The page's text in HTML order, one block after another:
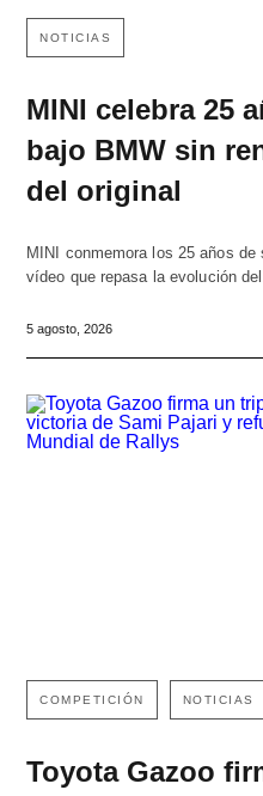
NOTICIAS
MINI celebra 25
bajo BMW sin
del original
MINI conmemora los 25 años
vídeo que repasa la evolución
5 agosto, 2026
COMPETICIÓN NOTICIAS
Toyota Gazoo